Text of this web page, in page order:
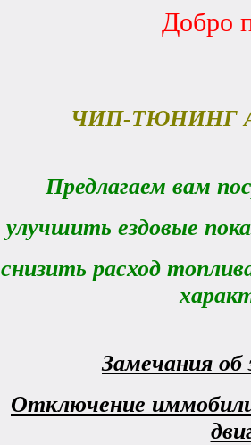
Добро
ЧИП-ТЮНИНГ
Предлагаем вам
улучшить ездовые
снизить расход
Замечания об
Отключение